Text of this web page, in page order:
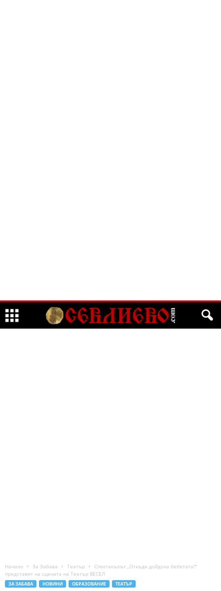
Начало За Забава Театър
Спектакълът „Откъде дойдоха бебетата?“
представят на сцената на Театър ВЕСЕЛ
ЗА ЗАБАВА НОВИНИ ОБРАЗОВАНИЕ ТЕАТЪР